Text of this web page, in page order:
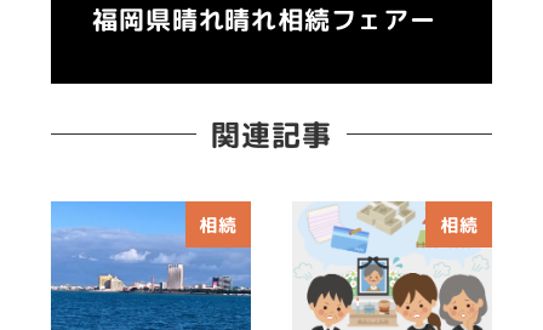
福岡県晴れ晴れ相続フェアー
関連記事
相続 相続